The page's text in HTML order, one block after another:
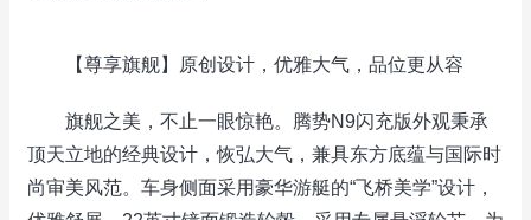
【尊享旗舰】原创设计，优雅大气，品位更从容
旗舰之美，不止一眼惊艳。腾势N9闪充版外观秉承
顶天立地的经典设计，恢弘大气，兼具东方底蕴与国际时
尚审美风范。车身侧面采用豪华游艇的“飞桥美学”设计，